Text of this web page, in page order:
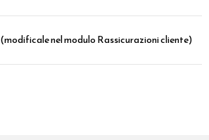
(modificale nel modulo Rassicurazioni cliente)